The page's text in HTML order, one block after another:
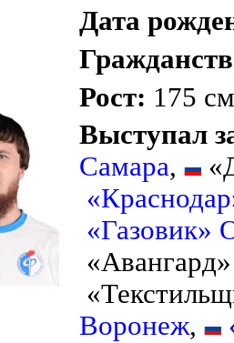
Дата
Рост: 175
Выступал
Самара,
«Газовик»
Воронеж,